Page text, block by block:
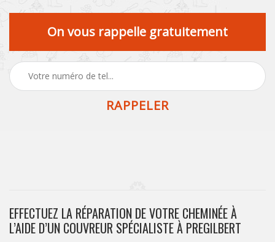
On vous rappelle gratuitement
EFFECTUEZ LA RÉPARATION DE VOTRE CHEMINÉE À
L’AIDE D’UN COUVREUR SPÉCIALISTE À PREGILBERT